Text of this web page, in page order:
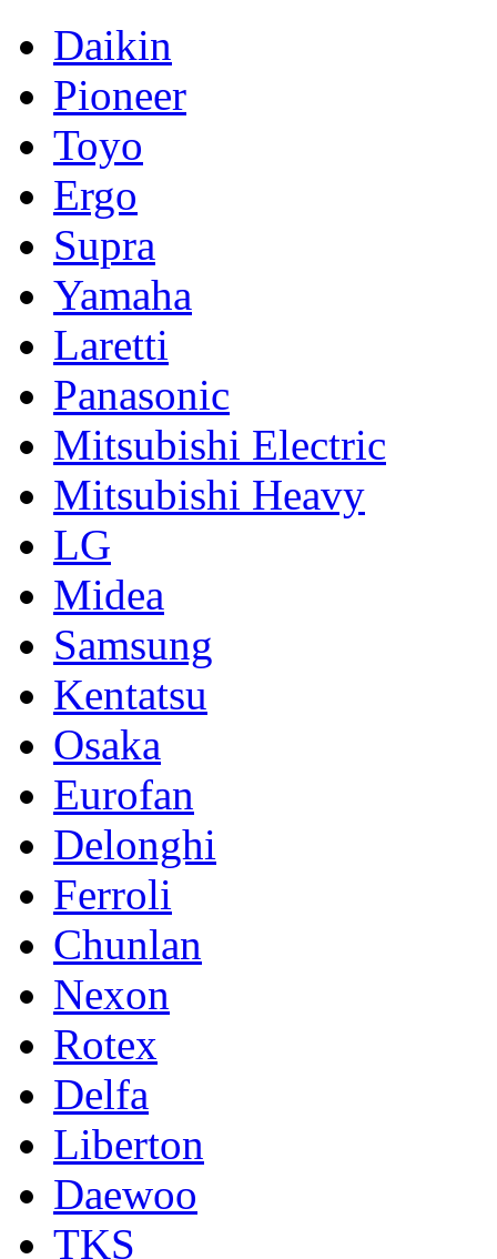
Daikin
Pioneer
Toyo
Ergo
Supra
Yamaha
Laretti
Panasonic
Mitsubishi Electric
Mitsubishi Heavy
LG
Midea
Samsung
Kentatsu
Osaka
Eurofan
Delonghi
Ferroli
Chunlan
Nexon
Rotex
Delfa
Liberton
Daewoo
TKS